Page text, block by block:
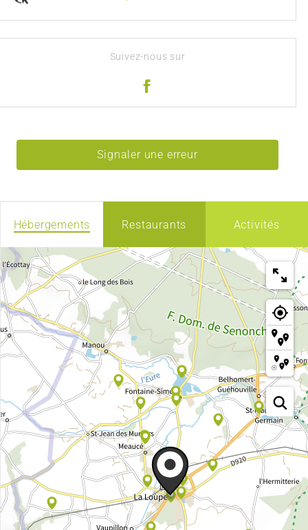
Suivez-nous sur
Signaler une erreur
Hébergements Restaurants Activités